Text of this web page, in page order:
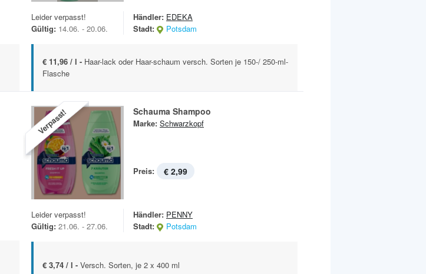
Leider verpasst!
Gültig: 14.06. - 20.06.
Händler: EDEKA
Stadt:
Potsdam
€ 11,96 / l - Haar-lack oder Haar-schaum versch. Sorten je 150-/ 250-ml-
Flasche
Verpasst! Schauma Shampoo
Marke: Schwarzkopf
Preis: € 2,99
Leider verpasst!
Gültig: 21.06. - 27.06.
Händler: PENNY
Stadt:
Potsdam
€ 3,74 / l - Versch. Sorten, je 2 x 400 ml